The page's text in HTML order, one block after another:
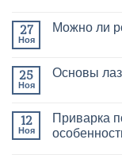
27
Ноя
Можно ли
25
Ноя
Основы
12
Ноя
Приварка